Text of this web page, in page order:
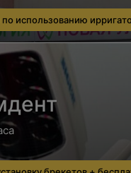
использованию